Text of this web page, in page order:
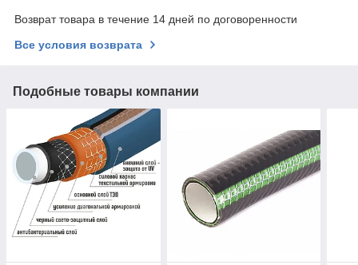
Возврат товара в течение 14 дней по договоренности
Все условия возврата
Подобные товары компании